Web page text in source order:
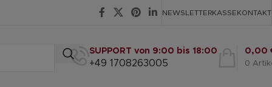
NEWSLETTERKASSEKONTAKT
SUPPORT von 9:00 bis 18:00
+49 1708263005 0
0,00